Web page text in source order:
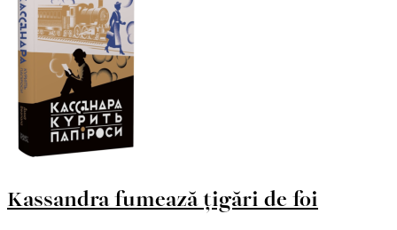
Kassandra fumează țigări de foi